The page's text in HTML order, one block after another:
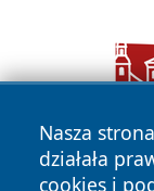
Nasza
działała
cookies i